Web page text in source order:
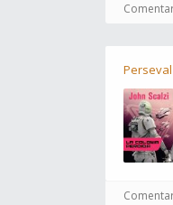
Perseval